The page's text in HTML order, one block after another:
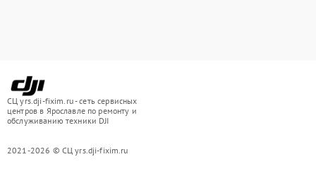
СЦ yrs.dji-fixim.ru - сеть сервисных
центров в Ярославле по ремонту и
обслуживанию техники DJI
2021-2026 © СЦ yrs.dji-fixim.ru